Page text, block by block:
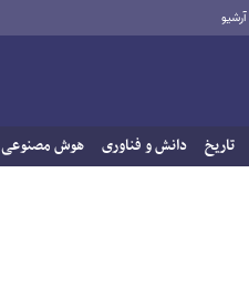
آرشیو
تاریخ دانش و فناوری هوش مصنوعی